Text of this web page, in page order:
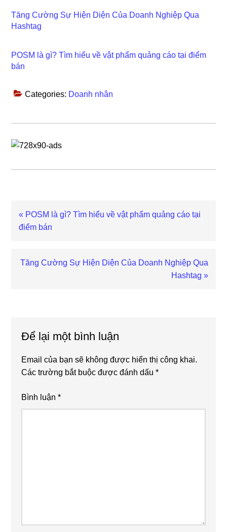
Tăng Cường Sự Hiện Diện Của Doanh Nghiệp Qua
Hashtag
POSM là gì? Tìm hiểu về vật phẩm quảng cáo tại điểm
bán
Categories: Doanh nhân
Previous
Post:
« POSM là gì? Tìm hiểu về vật phẩm quảng cáo tại
điểm bán
Next
Tăng Cường Sự Hiện Diện Của Doanh Nghiệp Qua
Hashtag »
Để lại một bình luận
Email của bạn sẽ không được hiển thị công khai.
Các trường bắt buộc được đánh dấu*
Bình luận*